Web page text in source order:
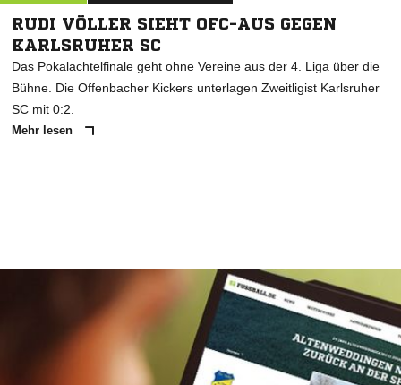
RUDI VÖLLER SIEHT OFC-AUS GEGEN
KARLSRUHER SC
Das Pokalachtelfinale geht ohne Vereine aus der 4. Liga über die
Bühne. Die Offenbacher Kickers unterlagen Zweitligist Karlsruher
SC mit 0:2.
Mehr lesen